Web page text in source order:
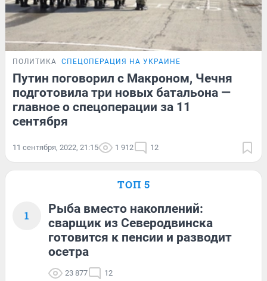
ПОЛИТИКА СПЕЦОПЕРАЦИЯ НА УКРАИНЕ
Путин поговорил с Макроном, Чечня
подготовила три новых батальона —
главное о спецоперации за 11
сентября
11 сентября, 2022, 21:15 1 912 12
ТОП 5
1
Рыба вместо накоплений:
сварщик из Северодвинска
готовится к пенсии и разводит
осетра
23 877 12